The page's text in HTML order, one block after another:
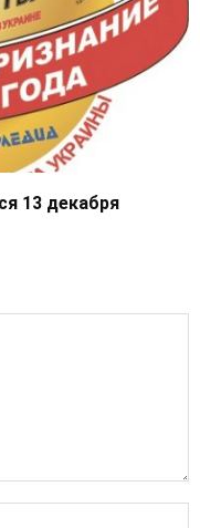
13 декабря